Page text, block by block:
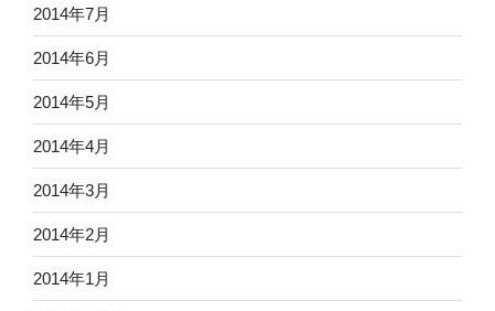
2014年7月
2014年6月
2014年5月
2014年4月
2014年3月
2014年2月
2014年1月